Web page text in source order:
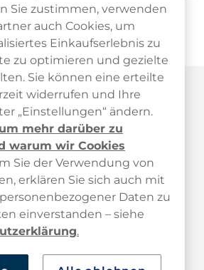
Österreich
Kundendienst
Sie zustimmen, verwenden
auch Cookies, um
Einkaufserlebnis zu
zu optimieren und gezielte
Sie können eine erteilte
widerrufen und Ihre
„Einstellungen“ ändern.
mehr darüber zu
warum wir Cookies
Sie der Verwendung von
erklären Sie sich auch mit
Daten zu
einverstanden – siehe
.